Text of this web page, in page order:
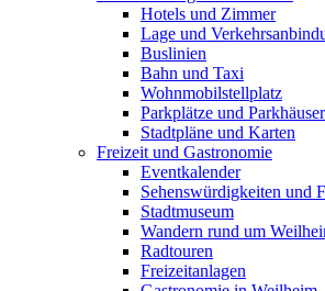
Hotels und Zimmer
Lage und
Buslinien
Bahn und Taxi
Wohnmobilstellplatz
Parkplätze und Parkhäuser
Stadtpläne und Karten
Freizeit und Gastronomie
Eventkalender
Sehenswürdigkeiten und
Stadtmuseum
Wandern rund um
Radtouren
Freizeitanlagen